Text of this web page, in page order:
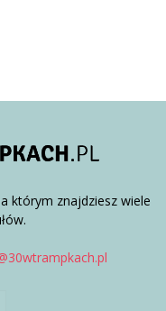
którym znajdziesz wiele